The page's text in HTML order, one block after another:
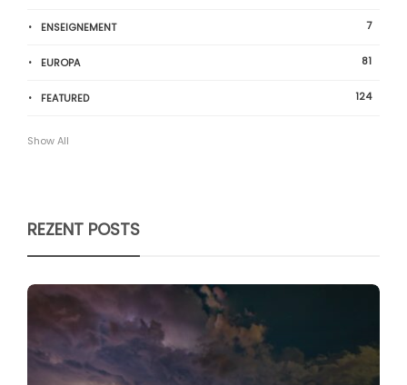
ENSEIGNEMENT 7
EUROPA 81
FEATURED 124
Show All
REZENT POSTS